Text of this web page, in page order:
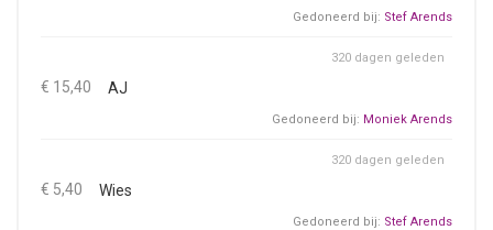
Gedoneerd bij: Stef Arends
€ 15,40 AJ
320 dagen geleden
Gedoneerd bij: Moniek Arends
€ 5,40 Wies
320 dagen geleden
Gedoneerd bij: Stef Arends